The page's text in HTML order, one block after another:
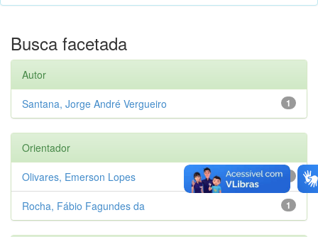
Busca facetada
Autor
1
Santana, Jorge André Vergueiro
Orientador
Olivares, Emerson Lopes
1
Rocha, Fábio Fagundes da